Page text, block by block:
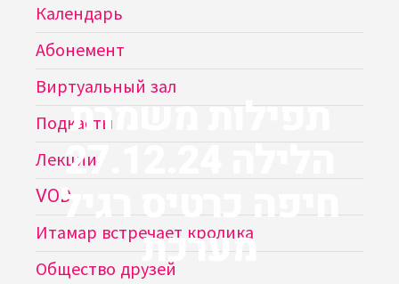
תפילות משמרת
הלילה 27.12.24
חיפה כרטיס רגיל
מערכת
Календарь
Абонемент
Виртуальный зал
Подкасты
Лекции
VOD
Итамар встречает кролика
Общество друзей